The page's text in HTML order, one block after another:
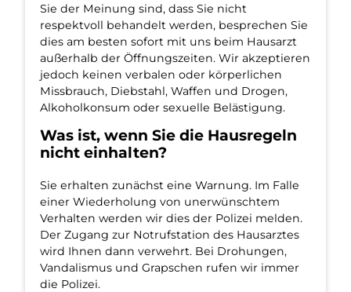
Sie der Meinung sind, dass Sie nicht
respektvoll behandelt werden, besprechen Sie
dies am besten sofort mit uns beim Hausarzt
außerhalb der Öffnungszeiten. Wir akzeptieren
jedoch keinen verbalen oder körperlichen
Missbrauch, Diebstahl, Waffen und Drogen,
Alkoholkonsum oder sexuelle Belästigung.
Was ist, wenn Sie die Hausregeln
nicht einhalten?
Sie erhalten zunächst eine Warnung. Im Falle
einer Wiederholung von unerwünschtem
Verhalten werden wir dies der Polizei melden.
Der Zugang zur Notrufstation des Hausarztes
wird Ihnen dann verwehrt. Bei Drohungen,
Vandalismus und Grapschen rufen wir immer
die Polizei.